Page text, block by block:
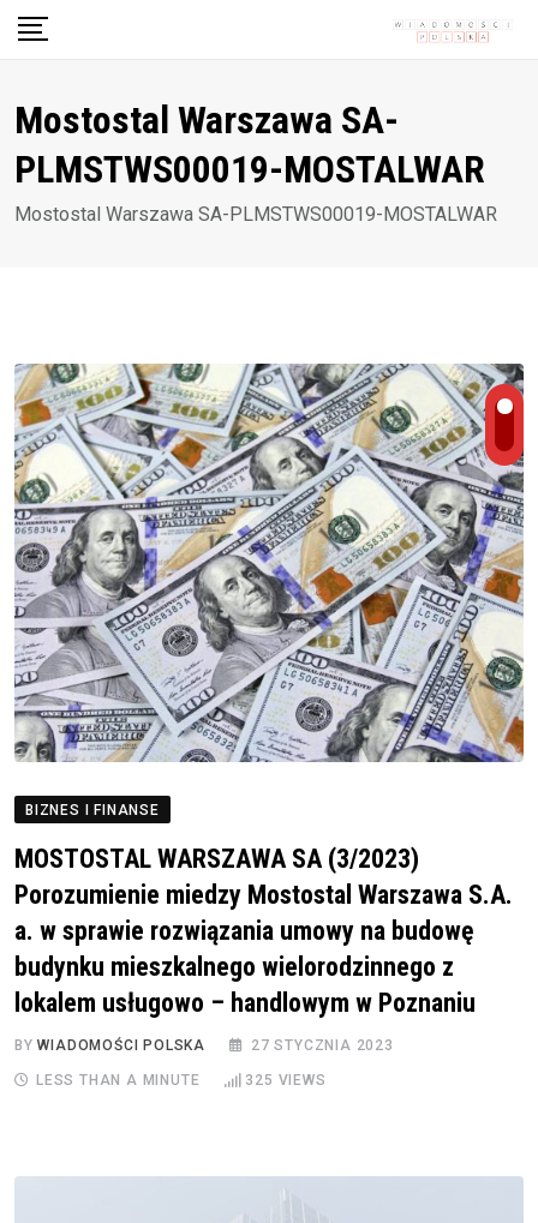
Skip
Mostostal Warszawa SA-
PLMSTWS00019-MOSTALWAR
Mostostal Warszawa SA-PLMSTWS00019-MOSTALWAR
BIZNES I FINANSE
MOSTOSTAL WARSZAWA SA (3/2023)
Porozumienie miedzy Mostostal Warszawa S.A.
a. w sprawie rozwiązania umowy na budowę
budynku mieszkalnego wielorodzinnego z
lokalem usługowo – handlowym w Poznaniu
BYWIADOMOŚCI POLSKA 27 STYCZNIA 2023
LESS THAN A MINUTE 325 VIEWS